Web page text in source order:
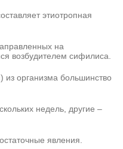
этиотропная
на
возбудителем сифилиса.
организма большинство
недель, другие –
явления.